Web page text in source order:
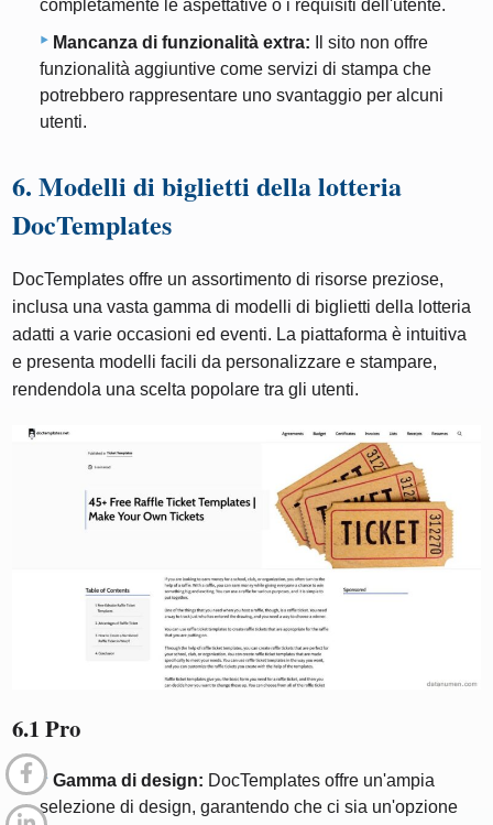
completamente le aspettative o i requisiti dell'utente.
Mancanza di funzionalità extra: Il sito non offre
funzionalità aggiuntive come servizi di stampa che
potrebbero rappresentare uno svantaggio per alcuni
utenti.
6. Modelli di biglietti della lotteria
DocTemplates
DocTemplates offre un assortimento di risorse preziose,
inclusa una vasta gamma di modelli di biglietti della lotteria
adatti a varie occasioni ed eventi. La piattaforma è intuitiva
e presenta modelli facili da personalizzare e stampare,
rendendola una scelta popolare tra gli utenti.
6.1 Pro
Gamma di design: DocTemplates offre un'ampia
selezione di design, garantendo che ci sia un'opzione